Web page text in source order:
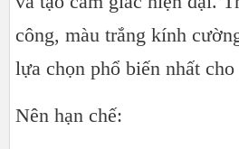
công, màu trắng kính
lựa chọn phổ biến nhất
Nên hạn chế: